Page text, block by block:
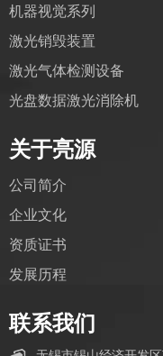
机器视觉系列
激光销毁装置
激光气体检测设备
光盘数据激光消除机
关于亮源
公司简介
企业文化
资质证书
发展历程
联系我们